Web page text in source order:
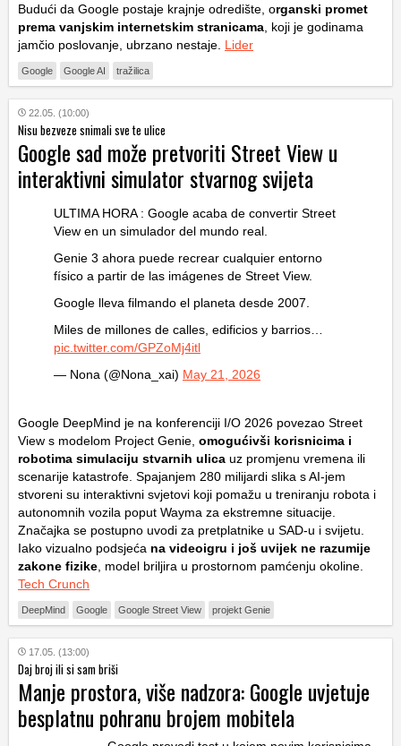
Budući da Google postaje krajnje odredište, organski promet
prema vanjskim internetskim stranicama, koji je godinama
jamčio poslovanje, ubrzano nestaje. Lider
Google Google AI tražilica
22.05. (10:00)
Nisu bezveze snimali sve te ulice
Google sad može pretvoriti Street View u
interaktivni simulator stvarnog svijeta
ULTIMA HORA : Google acaba de convertir Street
View en un simulador del mundo real.
Genie 3 ahora puede recrear cualquier entorno
físico a partir de las imágenes de Street View.
Google lleva filmando el planeta desde 2007.
Miles de millones de calles, edificios y barrios…
pic.twitter.com/GPZoMj4itl
— Nona (@Nona_xai) May 21, 2026
Google DeepMind je na konferenciji I/O 2026 povezao Street
View s modelom Project Genie, omogućivši korisnicima i
robotima simulaciju stvarnih ulica uz promjenu vremena ili
scenarije katastrofe. Spajanjem 280 milijardi slika s AI-jem
stvoreni su interaktivni svjetovi koji pomažu u treniranju robota i
autonomnih vozila poput Wayma za ekstremne situacije.
Značajka se postupno uvodi za pretplatnike u SAD-u i svijetu.
Iako vizualno podsjeća na videoigru i još uvijek ne razumije
zakone fizike, model briljira u prostornom pamćenju okoline.
Tech Crunch
DeepMind Google Google Street View projekt Genie
17.05. (13:00)
Daj broj ili si sam briši
Manje prostora, više nadzora: Google uvjetuje
besplatnu pohranu brojem mobitela